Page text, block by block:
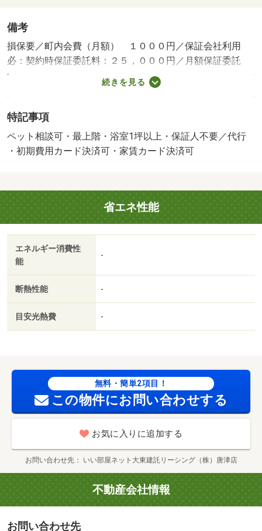
備考
損保要／町内会費（月額） １０００円／保証会社利用
必：契約時保証委託料：２５，０００円／月額保証委託
料：賃料総額の２．５％／ペット相談／退去時クリーニン
グ費用￥９００００が契約時必要。駐車場貸主インボイス
ト費用（月額）１９８０円／鍵セット費３３００円／バス
トイレ別／バルコニー／エアコン／クロゼット／フローリ
ング／シャワー付洗面台／ＴＶインターホン／浴室乾燥機
輪場／宅配ボックス／ＣＡＴＶ／対面式キッチン／防犯カ
メラ／ペット相談／ＩＨクッキングヒーター／照明付／グ
リル付／ウォークインクロゼット／保証人不要／エアコン
２台／ＣＳ／ネット使用料不要／浄水器／２４時間換気シ
ステム／複層ガラス／人感照明センサー／浴室１坪以上／
セキュリティ会社加入済／プロパンガス／室内物干機／Ｂ
用カード決済可／家賃カード決済可／まつばや 脇田店
（スーパー）まで７００ｍ／セブン－イレブン伊万里松島
町店（コンビニ）まで１０００ｍ／啓成郵便局（郵便局）
１６００ｍ／伊万里駅（その他）まで１９００ｍ
続きを見る
特記事項
ペット相談可・最上階・浴室1坪以上・保証人不要／代行
・初期費用カード決済可・家賃カード決済可
省エネ性能
エネルギー消費性
能
-
断熱性能 -
目安光熱費 -
無料・簡単2項目！
この物件にお問い合わせする
お気に入りに追加する
お問い合わせ先 いい部屋ネット大東建託リーシング（株）唐津店
不動産会社情報
お問い合わせ先